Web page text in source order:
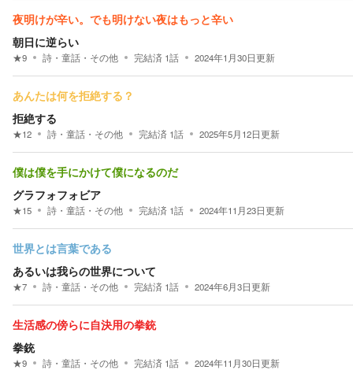
夜明けが辛い。でも明けない夜はもっと辛い
朝日に逆らい
★9 詩・童話・その他 完結済 1話 2024年1月30日更新
あんたは何を拒絶する？
拒絶する
★12 詩・童話・その他 完結済 1話 2025年5月12日更新
僕は僕を手にかけて僕になるのだ
グラフォフォビア
★15 詩・童話・その他 完結済 1話 2024年11月23日更新
世界とは言葉である
あるいは我らの世界について
★7 詩・童話・その他 完結済 1話 2024年6月3日更新
生活感の傍らに自決用の拳銃
拳銃
★9 詩・童話・その他 完結済 1話 2024年11月30日更新